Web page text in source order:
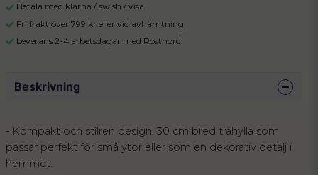
Betala med klarna / swish / visa
Fri frakt över 799 kr eller vid avhämtning
Leverans 2-4 arbetsdagar med Postnord
Beskrivning
- Kompakt och stilren design: 30 cm bred trähylla som
passar perfekt för små ytor eller som en dekorativ detalj i
hemmet.